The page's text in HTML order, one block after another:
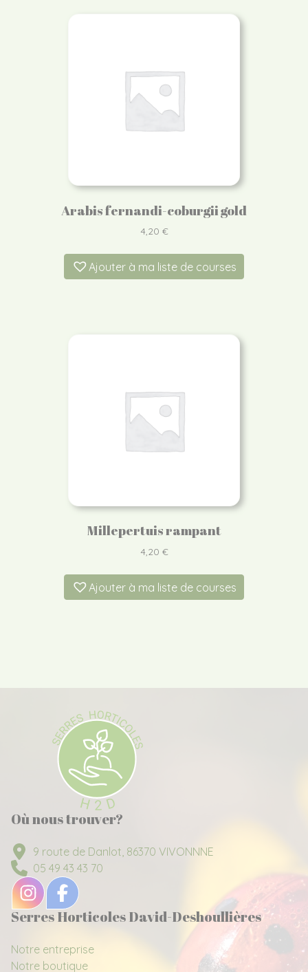
Arabis fernandi-coburgii gold
4,20 €
Ajouter à ma liste de courses
Millepertuis rampant
4,20 €
Ajouter à ma liste de courses
Où nous trouver?
9 route de Danlot, 86370 VIVONNNE
05 49 43 43 70
Serres Horticoles David-Deshoullières
Notre entreprise
Notre boutique